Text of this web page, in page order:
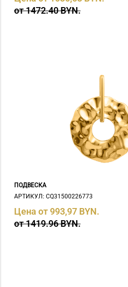
от 1472.40 BYN.
ПОДВЕСКА
АРТИКУЛ: СQ31500226773
Цена от 993,97 BYN.
от 1419.96 BYN.